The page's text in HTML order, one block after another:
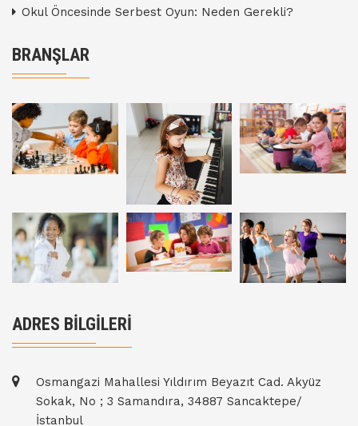
Okul Öncesinde Serbest Oyun: Neden Gerekli?
BRANŞLAR
ADRES BİLGİLERİ
Osmangazi Mahallesi Yıldırım Beyazıt Cad. Akyüz
Sokak, No ; 3 Samandıra, 34887 Sancaktepe/
İstanbul